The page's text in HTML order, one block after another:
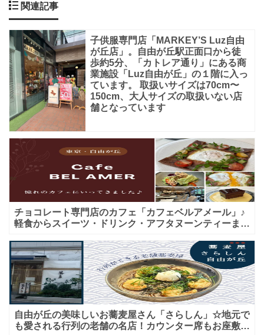
子
ど
も
服
の
専
門
店
で
母
体
の
「株
関連記事
子供服専門店「MARKEY’S Luz自由
が丘店」。自由が丘駅正面口から徒
歩約5分、「カトレア通り」にある商
業施設「Luz自由が丘」の１階に入っ
ています。 取扱いサイズは70cm〜
150cm、大人サイズの取扱いない店
舗となっています
チョコレート専門店のカフェ「カフェベルアメール」♪
軽食からスイーツ・ドリンク・アフタヌーンティーまで
自由が丘の美味しいお蕎麦屋さん「さらしん」☆地元で
も愛される行列の老舗の名店！カウンター席もお座敷も